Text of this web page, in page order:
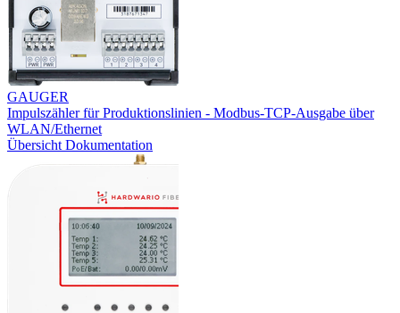
GAUGER
Impulszähler für Produktionslinien - Modbus-TCP-Ausgabe über
WLAN/Ethernet
Übersicht Dokumentation